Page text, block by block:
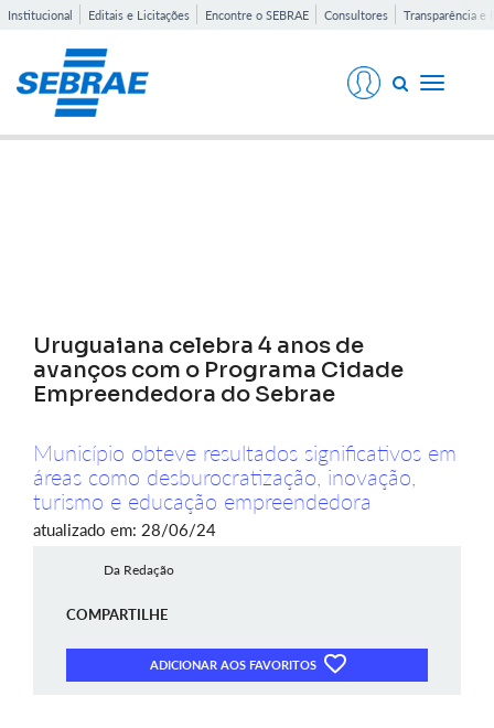
Institucional Editais e Licitações Encontre o SEBRAE Consultores Transparência e
Toggle
Uruguaiana celebra 4 anos de
avanços com o Programa Cidade
Empreendedora do Sebrae
Município obteve resultados significativos em
áreas como desburocratização, inovação,
turismo e educação empreendedora
atualizado em: 28/06/24
Da Redação
COMPARTILHE
ADICIONAR AOS FAVORITOS